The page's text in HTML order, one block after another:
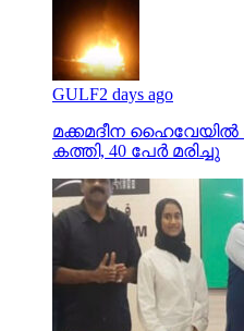
GULF2 days ago
മക്കമദീന ഹൈവേയില്‍
കത്തി, 40 പേര്‍ മരിച്ചു